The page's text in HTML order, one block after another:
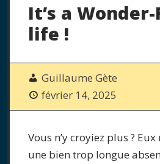
It’s a
life !
Guillaume Gète
février 14, 2025
Vous n’y croyiez plus ?
une bien trop longue